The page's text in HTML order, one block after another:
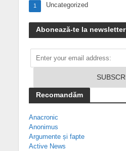
Uncategorized
1
Abonează-te la newsletter
Recomandăm
Anacronic
Anonimus
Argumente și fapte
Active News